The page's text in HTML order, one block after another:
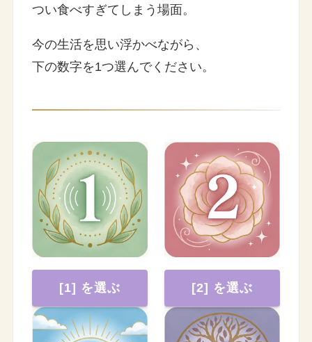
つい食べすぎてしまう場面。
今の生活を思い浮かべながら、
下の数字を1つ選んでください。
[1] を選ぶ [2] を選ぶ